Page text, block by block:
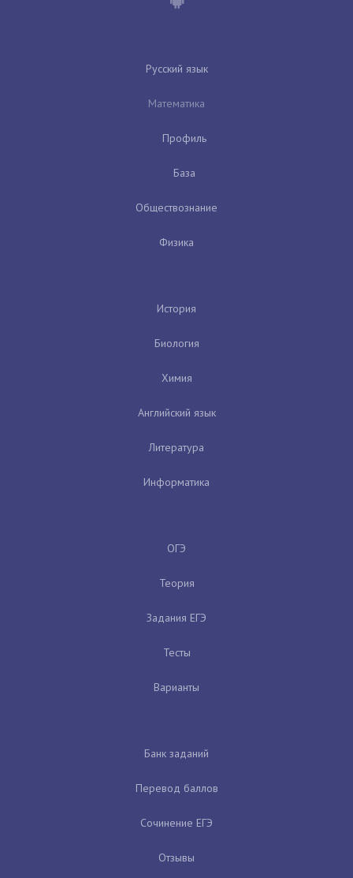
Русский язык
Математика
Профиль
База
Обществознание
Физика
История
Биология
Химия
Английский язык
Литература
Информатика
ОГЭ
Теория
Задания ЕГЭ
Тесты
Варианты
Банк заданий
Перевод баллов
Сочинение ЕГЭ
Отзывы